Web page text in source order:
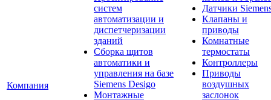
Компания
систем
автоматизации и
диспетчеризации
зданий
Сборка щитов
автоматики и
управления на базе
Siemens Desigo
Монтажные
Датчики
Клапаны и
приводы
Комнатные
термостаты
Контроллеры
Приводы
воздушных
заслонок